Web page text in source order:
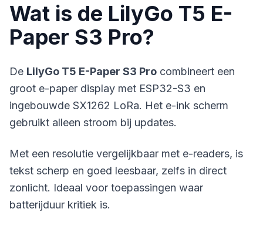
Wat is de LilyGo T5 E-
Paper S3 Pro?
De LilyGo T5 E-Paper S3 Pro combineert een
groot e-paper display met ESP32-S3 en
ingebouwde SX1262 LoRa. Het e-ink scherm
gebruikt alleen stroom bij updates.
Met een resolutie vergelijkbaar met e-readers, is
tekst scherp en goed leesbaar, zelfs in direct
zonlicht. Ideaal voor toepassingen waar
batterijduur kritiek is.